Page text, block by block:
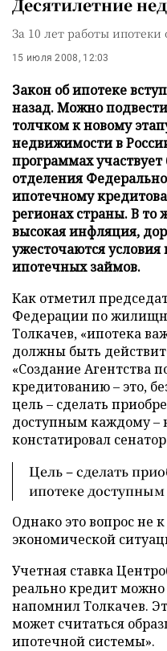
Десятилетние
За 10 лет работы ипотеки
15 июля 2008, 12:03
Закон об ипотеке
назад. Можно
толчком к новому
недвижимости в
программах участвует
отделения
ипотечному
регионах страны. В то
высокая инфляция,
ужесточаются условия
ипотечных займов.
Как отметил
Федерации по
Толкачев, «ипотека
должны быть
«Создание
кредитованию – это,
цель – сделать
доступным каждому –
констатировал
Цель – сделать
ипотеке
Однако это вопрос не
экономической
Учетная ставка
реально кредит можно
напомнил Толкачев.
может считаться
ипотечной системы».